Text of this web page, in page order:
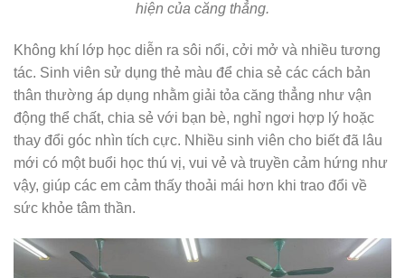
hiện của căng thẳng.
Không khí lớp học diễn ra sôi nổi, cởi mở và nhiều tương
tác. Sinh viên sử dụng thẻ màu để chia sẻ các cách bản
thân thường áp dụng nhằm giải tỏa căng thẳng như vận
động thể chất, chia sẻ với bạn bè, nghỉ ngơi hợp lý hoặc
thay đổi góc nhìn tích cực. Nhiều sinh viên cho biết đã lâu
mới có một buổi học thú vị, vui vẻ và truyền cảm hứng như
vậy, giúp các em cảm thấy thoải mái hơn khi trao đổi về
sức khỏe tâm thần.